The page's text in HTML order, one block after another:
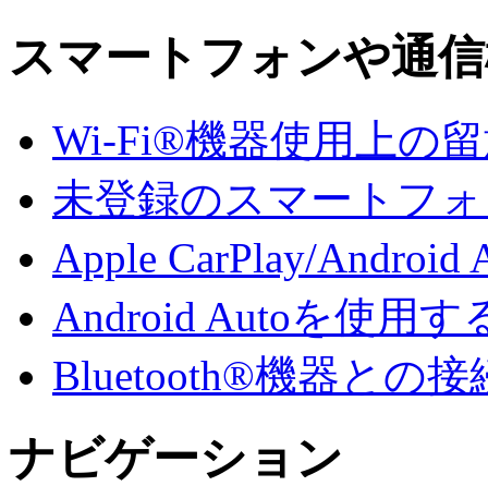
スマートフォンや通
Wi-Fi®機器使用上の
未登録のスマートフ
Apple CarPlay/
Android Autoを使用す
Bluetooth®機器との接
ナビゲーション